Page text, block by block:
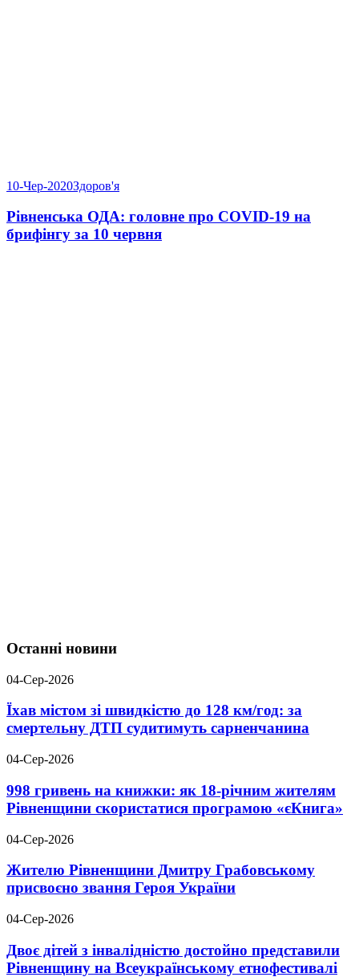
10-Чер-2020Здоров'я
Рівненська ОДА: головне про COVID-19 на
брифінгу за 10 червня
Останні новини
04-Сер-2026
Їхав містом зі швидкістю до 128 км/год: за
смертельну ДТП судитимуть сарненчанина
04-Сер-2026
998 гривень на книжки: як 18-річним жителям
Рівненщини скористатися програмою «єКнига»
04-Сер-2026
Жителю Рівненщини Дмитру Грабовському
присвоєно звання Героя України
04-Сер-2026
Двоє дітей з інвалідністю достойно представили
Рівненщину на Всеукраїнському етнофестивалі